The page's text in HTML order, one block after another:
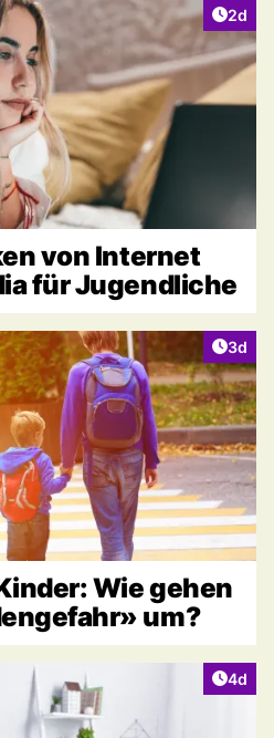
2d
von Internet
für Jugendliche
3d
Wie gehen
um?
4d